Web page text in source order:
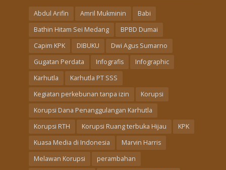
Abdul Arifin Amril Mukminin
Babi
Bathin Hitam Sei Medang
BPBD Dumai
Capim KPK
DIBUKU
Dwi Agus Sumarno
Gugatan Perdata
Infografis
Infographic
Karhutla
Karhutla PT SSS
Kegiatan perkebunan tanpa izin
Korupsi
Korupsi Dana Penanggulangan Karhutla
Korupsi RTH
Korupsi Ruang terbuka Hijau
KPK
Kuasa Media di Indonesia
Marvin Harris
Melawan Korupsi
perambahan